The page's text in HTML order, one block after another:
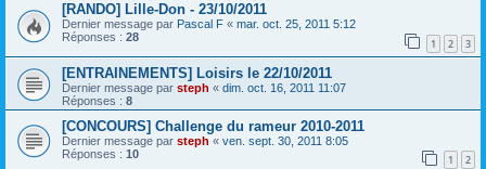
[RANDO] Lille-Don - 23/10/2011
Dernier message par Pascal F « mar. oct. 25, 2011 5:12
Réponses : 28 1 2 3
[ENTRAINEMENTS] Loisirs le 22/10/2011
Dernier message par steph « dim. oct. 16, 2011 11:07
Réponses : 8
[CONCOURS] Challenge du rameur 2010-2011
Dernier message par steph « ven. sept. 30, 2011 8:05
Réponses : 10 1 2